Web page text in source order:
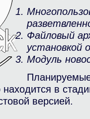
Файловый
установкой
Модуль
в
версией.